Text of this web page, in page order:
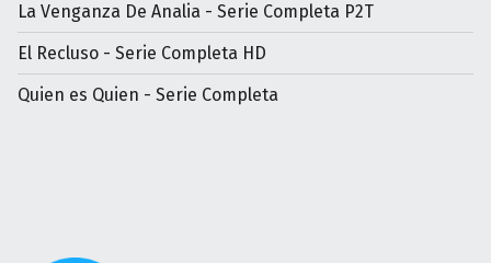
La Venganza De Analia - Serie Completa P2T
El Recluso - Serie Completa HD
Quien es Quien - Serie Completa